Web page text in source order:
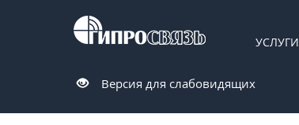
УСЛУГИ
Версия для слабовидящих